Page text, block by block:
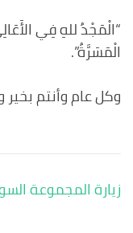
“الْمَجْدُ للهِ فِي
الْمَسَرَّةُ”.
وكل عام وأنتم
تصفّح
المقالات
زيارة المجموعة